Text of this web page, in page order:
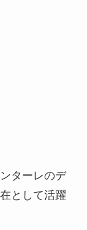
ターレのデ
として活躍